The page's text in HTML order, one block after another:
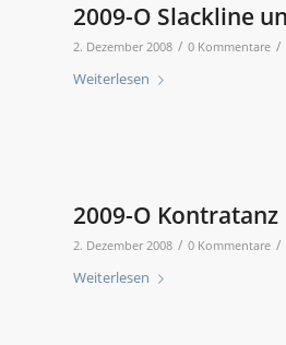
2009-O Slackline
2. Dezember 2008 / 0 Kommentare /
Weiterlesen
2009-O Kontratanz
2. Dezember 2008 / 0 Kommentare /
Weiterlesen